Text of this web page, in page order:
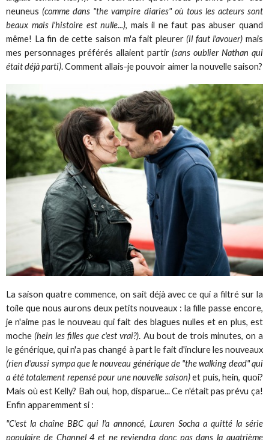
neuneus (comme dans "the vampire diaries" où tous les acteurs sont
beaux mais l'histoire est nulle...), mais il ne faut pas abuser quand
même! La fin de cette saison m'a fait pleurer(il faut l'avouer) mais
mes personnages préférés allaient partir (sans oublier Nathan qui
était déjà parti). Comment allais-je pouvoir aimer la nouvelle saison?
La saison quatre commence, on sait déjà avec ce qui a filtré sur la
toile que nous aurons deux petits nouveaux : la fille passe encore,
je n'aime pas le nouveau qui fait des blagues nulles et en plus, est
moche (hein les filles que c'est vrai?). Au bout de trois minutes, on a
le générique, qui n'a pas changé à part le fait d'inclure les nouveaux
(rien d'aussi sympa que le nouveau générique de "the walking dead" qui
a été totalement repensé pour une nouvelle saison)et puis, hein, quoi?
Mais où est Kelly? Bah oui, hop, disparue... Ce n'était pas prévu ça!
Enfin apparemment si :
"C'est la chaîne BBC qui l'a annoncé, Lauren Socha a quitté la série
populaire de Channel 4 et ne reviendra donc pas dans la quatrième